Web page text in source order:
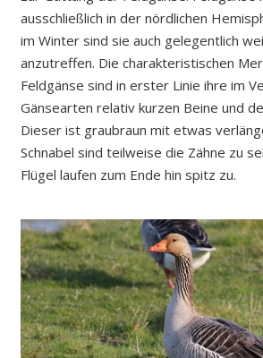
ausschließlich in der nördlichen
im Winter sind sie auch gelegentlich
anzutreffen. Die charakteristischen
Feldgänse sind in erster Linie ihre im
Gänsearten relativ kurzen Beine und
Dieser ist graubraun mit etwas
Schnabel sind teilweise die Zähne zu
Flügel laufen zum Ende hin spitz zu.